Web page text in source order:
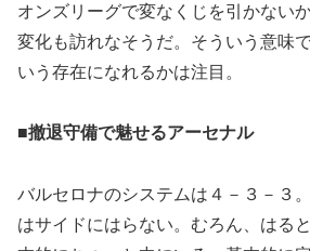
オンズリーグで変なくじを引かない
変化も訪れなそうだ。そういう意味
いう存在になれるかは注目。
■撤退守備で魅せるアーセナル
バルセロナのシステムは４－３－３
はサイドにはらない。むろん、はる